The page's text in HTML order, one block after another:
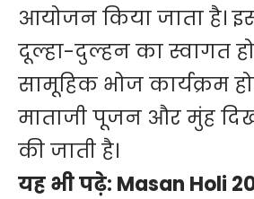
आयोजन किया जाता है।
दूल्हा-दुल्हन का स्वागत
सामूहिक भोज कार्यक्रम
माताजी पूजन और मुंह
की जाती है।
यह भी पढ़े: Masan Holi